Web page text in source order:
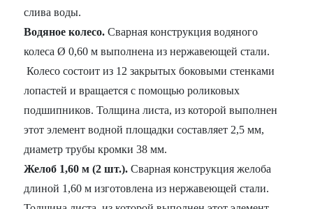
слива воды.
Водяное колесо. Сварная конструкция водяного
колеса Ø 0,60 м выполнена из нержавеющей стали.
Колесо состоит из 12 закрытых боковыми стенками
лопастей и вращается с помощью роликовых
подшипников. Толщина листа, из которой выполнен
этот элемент водной площадки составляет 2,5 мм,
диаметр трубы кромки 38 мм.
Желоб 1,60 м (2 шт.).Сварная конструкция желоба
длиной 1,60 м изготовлена из нержавеющей стали.